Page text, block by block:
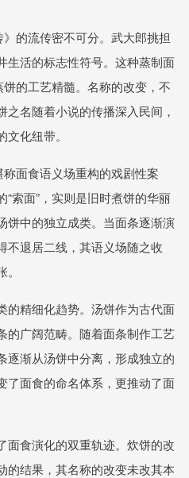
的流传密不可分。武大郎挑担
生活的标志性符号。这种蒸制面
的工艺精髓。名称的改变，不
名随着小说的传播深入民间，
化纽带。
称面食语义场重构的戏剧性案
索面”，实则是旧时煮饼的华丽
饼中的独立成类。当面条逐渐演
不退居二线，其语义场随之收
的精细化趋势。汤饼作为古代面
的广阔范畴。随着面条制作工艺
逐渐从汤饼中分离，形成独立的
了面食的命名体系，更推动了面
面食演化的双重轨迹。炊饼的改
的结果，其名称的改变未改其本